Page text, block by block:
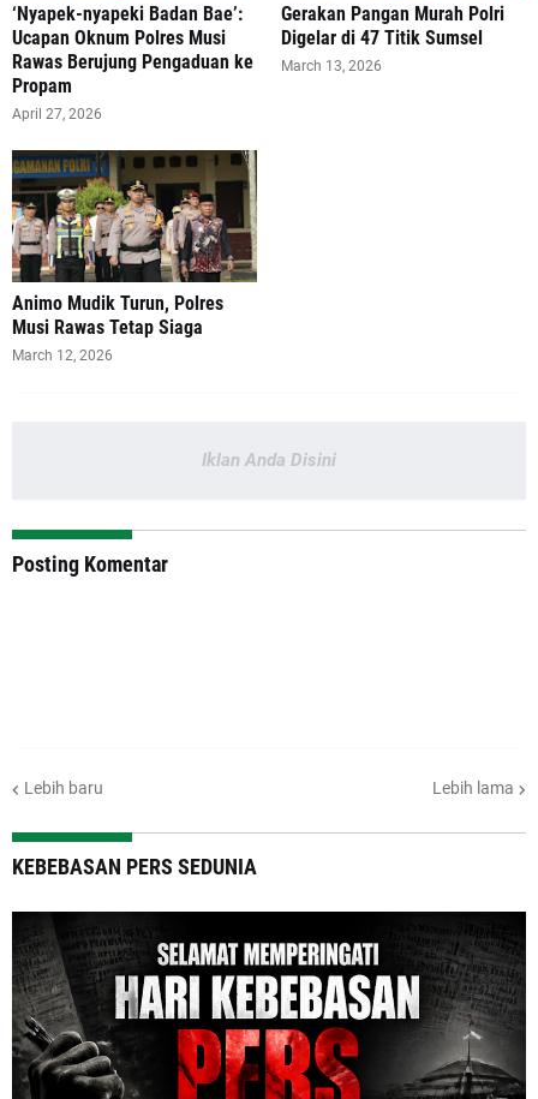
‘Nyapek-nyapeki Badan Bae’:
Ucapan Oknum Polres Musi
Rawas Berujung Pengaduan ke
Propam
April 27, 2026
Gerakan Pangan Murah Polri
Digelar di 47 Titik Sumsel
March 13, 2026
Animo Mudik Turun, Polres
Musi Rawas Tetap Siaga
March 12, 2026
Iklan Anda Disini
Posting Komentar
Lebih baru Lebih lama
KEBEBASAN PERS SEDUNIA